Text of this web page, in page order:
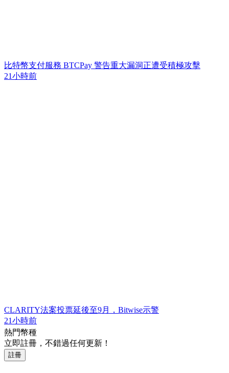
比特幣支付服務 BTCPay 警告重大漏洞正遭受積極攻擊
21小時前
CLARITY法案投票延後至9月，Bitwise示警
21小時前
熱門幣種
立即註冊，不錯過任何更新！
註冊